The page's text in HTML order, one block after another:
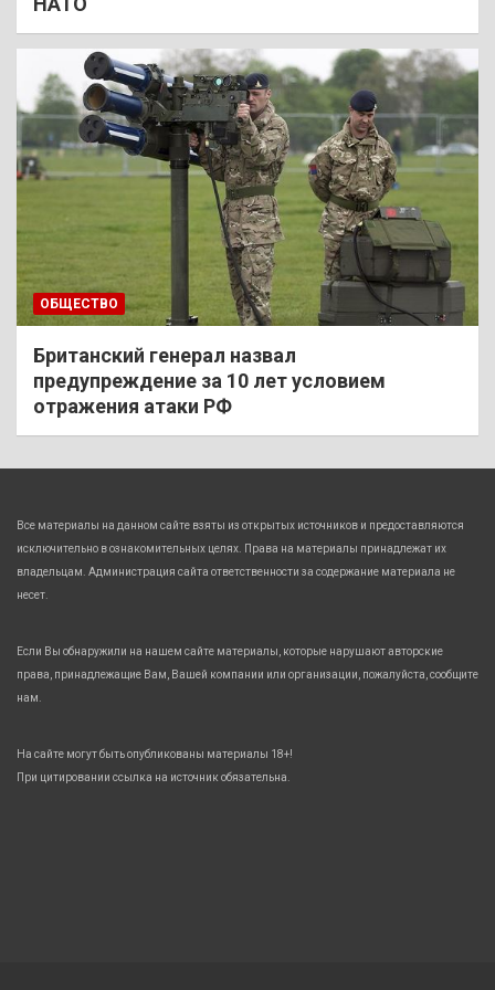
ОБЩЕСТВО
Британский генерал назвал
предупреждение за 10 лет условием
отражения атаки РФ
Все материалы на данном сайте взяты из открытых источников и предоставляются
исключительно в ознакомительных целях. Права на материалы принадлежат их
владельцам. Администрация сайта ответственности за содержание материала не
несет.
Если Вы обнаружили на нашем сайте материалы, которые нарушают авторские
права, принадлежащие Вам, Вашей компании или организации, пожалуйста, сообщите
нам.
На сайте могут быть опубликованы материалы 18+!
При цитировании ссылка на источник обязательна.